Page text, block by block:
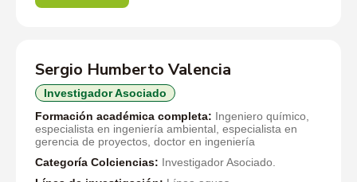
Sergio Humberto Valencia
Investigador Asociado
Formación académica completa: Ingeniero químico,
especialista en ingeniería ambiental, especialista en
gerencia de proyectos, doctor en ingeniería
Categoría Colciencias: Investigador Asociado.